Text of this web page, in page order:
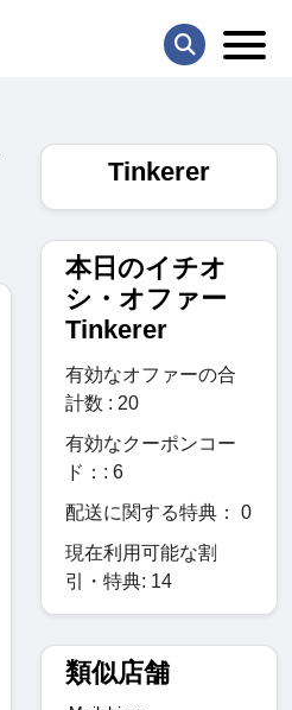
Tinkerer
本日のイチオ
シ・オファー
Tinkerer
有効なオファーの合
計数 : 20
有効なクーポンコー
ド：: 6
配送に関する特典： 0
現在利用可能な割
引・特典: 14
類似店舗